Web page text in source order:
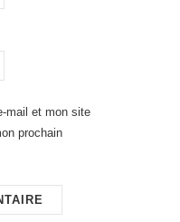
mail et mon site
prochain